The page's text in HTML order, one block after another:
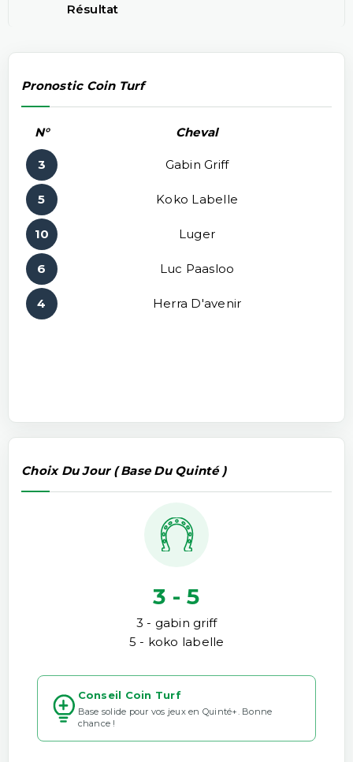
Résultat
Pronostic Coin Turf
N° Cheval
3 Gabin Griff
5 Koko Labelle
10 Luger
6 Luc Paasloo
4 Herra D'avenir
Choix Du Jour ( Base Du Quinté )
3 - 5
3 - gabin griff
5 - koko labelle
Conseil Coin Turf
Base solide pour vos jeux en Quinté+. Bonne
chance !